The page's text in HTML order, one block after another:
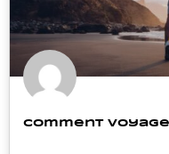
Comment